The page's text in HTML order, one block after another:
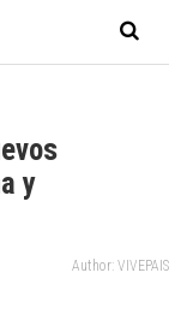
y
Author: VIVEPAIS